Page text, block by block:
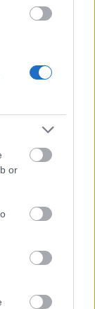
or
κάτω από 2
της
τον τρόπο